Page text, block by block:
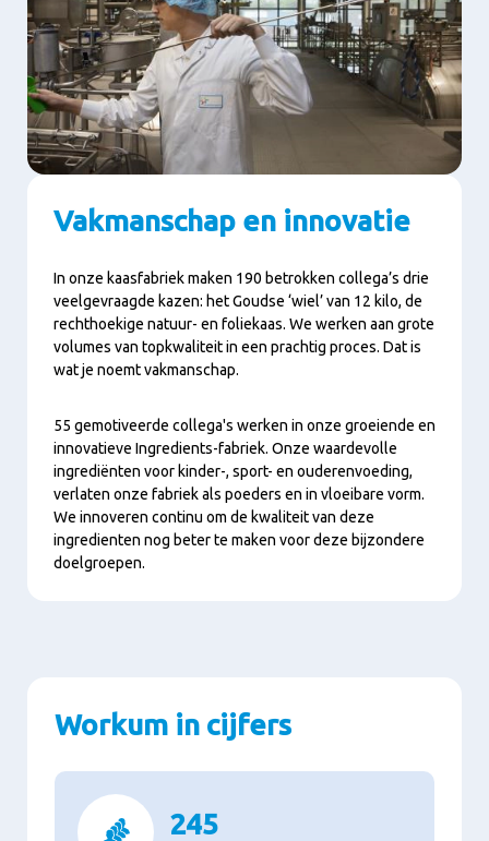
Vakmanschap en innovatie
In onze kaasfabriek maken 190 betrokken collega’s drie
veelgevraagde kazen: het Goudse ‘wiel’ van 12 kilo, de
rechthoekige natuur- en foliekaas. We werken aan grote
volumes van topkwaliteit in een prachtig proces. Dat is
wat je noemt vakmanschap.
55 gemotiveerde collega's werken in onze groeiende en
innovatieve Ingredients-fabriek. Onze waardevolle
ingrediënten voor kinder-, sport- en ouderenvoeding,
verlaten onze fabriek als poeders en in vloeibare vorm.
We innoveren continu om de kwaliteit van deze
ingredienten nog beter te maken voor deze bijzondere
doelgroepen.
Workum in cijfers
245